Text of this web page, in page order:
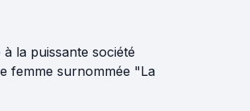
la puissante société
femme surnommée "La